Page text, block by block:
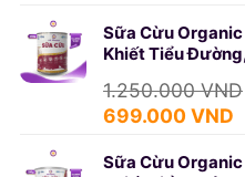
là:
1.250.000 VND.
Sữa Cừu
Khiết Tiểu
1.250.000VND
Giá
là:
699.000 VND
Sữa Cừu